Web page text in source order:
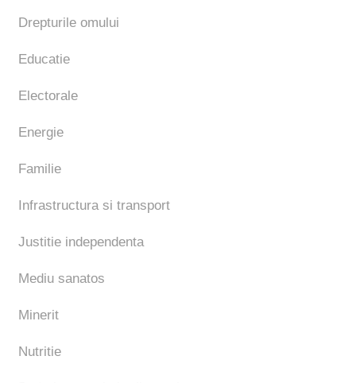
Drepturile omului
Educatie
Electorale
Energie
Familie
Infrastructura si transport
Justitie independenta
Mediu sanatos
Minerit
Nutritie